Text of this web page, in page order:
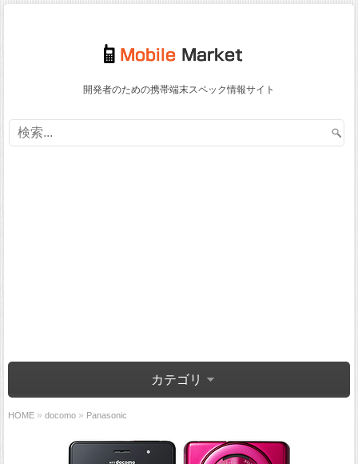
開発者のための携帯端末スペック情報サイト
カテゴリ
HOME » docomo » Panasonic